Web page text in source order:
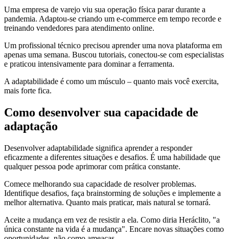
Uma empresa de varejo viu sua operação física parar durante a
pandemia. Adaptou-se criando um e-commerce em tempo recorde e
treinando vendedores para atendimento online.
Um profissional técnico precisou aprender uma nova plataforma em
apenas uma semana. Buscou tutoriais, conectou-se com especialistas
e praticou intensivamente para dominar a ferramenta.
A adaptabilidade é como um músculo – quanto mais você exercita,
mais forte fica.
Como desenvolver sua capacidade de
adaptação
Desenvolver adaptabilidade significa aprender a responder
eficazmente a diferentes situações e desafios. É uma habilidade que
qualquer pessoa pode aprimorar com prática constante.
Comece melhorando sua capacidade de resolver problemas.
Identifique desafios, faça brainstorming de soluções e implemente a
melhor alternativa. Quanto mais praticar, mais natural se tornará.
Aceite a mudança em vez de resistir a ela. Como diria Heráclito, "a
única constante na vida é a mudança". Encare novas situações como